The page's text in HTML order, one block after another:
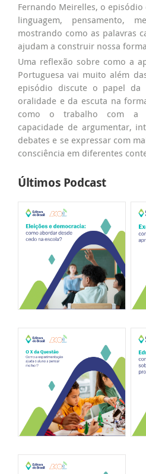
Fernando Meirelles, o
linguagem, pensamento,
mostrando como as palavras
ajudam a construir nossa
Uma reflexão sobre como a
Portuguesa vai muito além
episódio discute o papel da
oralidade e da escuta na
como o trabalho com a
capacidade de argumentar,
debates e se expressar com
consciência em diferentes
Últimos Podcast